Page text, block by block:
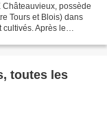
Châteauvieux, possède
Tours et Blois) dans
Après le
toutes les